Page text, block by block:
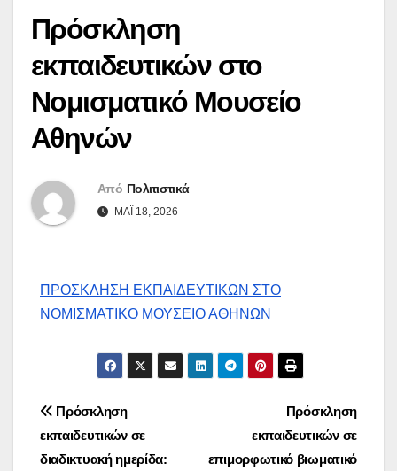
Πρόσκληση
εκπαιδευτικών στο
Νομισματικό Μουσείο
Αθηνών
Από Πολιτιστικά
ΜΆΙ 18, 2026
ΠΡΟΣΚΛΗΣΗ ΕΚΠΑΙΔΕΥΤΙΚΩΝ ΣΤΟ
ΝΟΜΙΣΜΑΤΙΚΟ ΜΟΥΣΕΙΟ ΑΘΗΝΩΝ
Πλοήγηση
άρθρων
Πρόσκληση
εκπαιδευτικών σε
επιμορφωτικό βιωματικό
Πρόσκληση
εκπαιδευτικών σε
διαδικτυακή ημερίδα: